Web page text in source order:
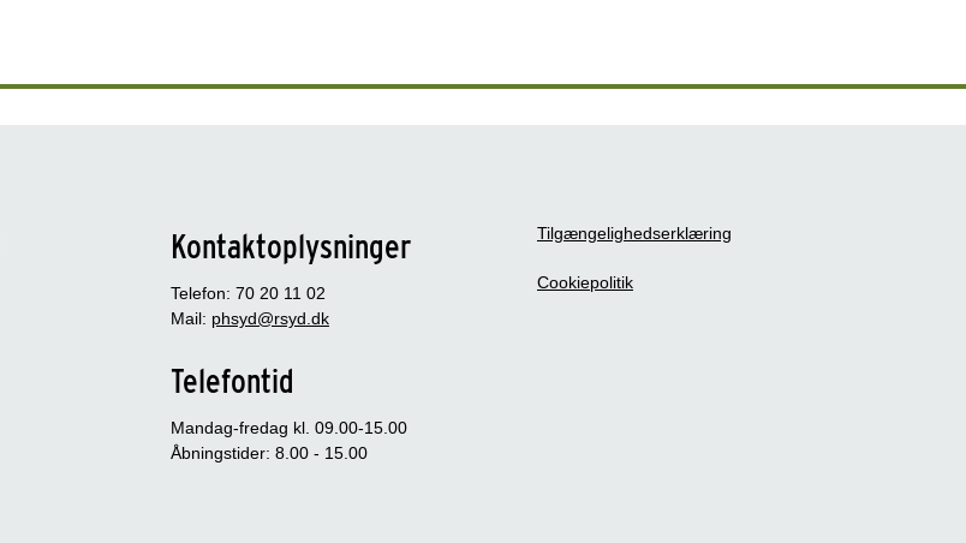
Kontaktoplysninger
Telefon: 70 20 11 02
Mail: phsyd@rsyd.dk
Telefontid
Mandag-fredag kl. 09.00-15.00
Åbningstider: 8.00 - 15.00
Tilgængelighedserklæring
Cookiepolitik